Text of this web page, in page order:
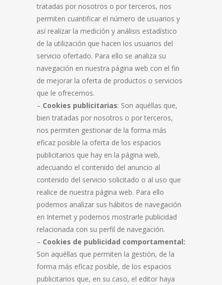
tratadas por nosotros o por terceros, nos
permiten cuantificar el número de usuarios y
así realizar la medición y análisis estadístico
de la utilización que hacen los usuarios del
servicio ofertado. Para ello se analiza su
navegación en nuestra página web con el fin
de mejorar la oferta de productos o servicios
que le ofrecemos.
– Cookies publicitarias: Son aquéllas que,
bien tratadas por nosotros o por terceros,
nos permiten gestionar de la forma más
eficaz posible la oferta de los espacios
publicitarios que hay en la página web,
adecuando el contenido del anuncio al
contenido del servicio solicitado o al uso que
realice de nuestra página web. Para ello
podemos analizar sus hábitos de navegación
en Internet y podemos mostrarle publicidad
relacionada con su perfil de navegación.
– Cookies de publicidad comportamental:
Son aquéllas que permiten la gestión, de la
forma más eficaz posible, de los espacios
publicitarios que, en su caso, el editor haya